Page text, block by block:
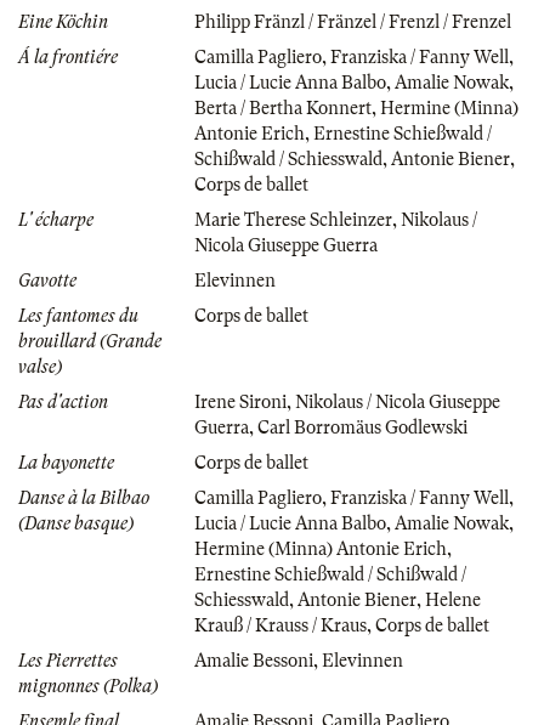
Eine Köchin
Philipp Fränzl / Fränzel / Frenzl / Frenzel
Á la frontiére
Camilla Pagliero, Franziska / Fanny Well ,
Lucia / Lucie Anna Balbo, Amalie Nowak,
Berta / Bertha Konnert, Hermine (Minna)
Antonie Erich, Ernestine Schießwald /
Schißwald / Schiesswald, Antonie Biener,
Corps de ballet
L' écharpe
Marie Therese Schleinzer, Nikolaus /
Nicola Giuseppe Guerra
Gavotte
Elevinnen
Les fantomes du
brouillard (Grande
valse)
Corps de ballet
Pas d'action Irene Sironi, Nikolaus / Nicola Giuseppe
Guerra, Carl Borromäus Godlewski
La bayonette
Corps de ballet
Danse à la Bilbao
(Danse basque)
Camilla Pagliero, Franziska / Fanny Well ,
Lucia / Lucie Anna Balbo, Amalie Nowak,
Hermine (Minna) Antonie Erich,
Ernestine Schießwald / Schißwald /
Schiesswald, Antonie Biener, Helene
Krauß / Krauss / Kraus, Corps de ballet
Les Pierrettes
mignonnes (Polka)
Amalie Bessoni, Elevinnen
Ensemle final Amalie Bessoni Camilla Pagliero